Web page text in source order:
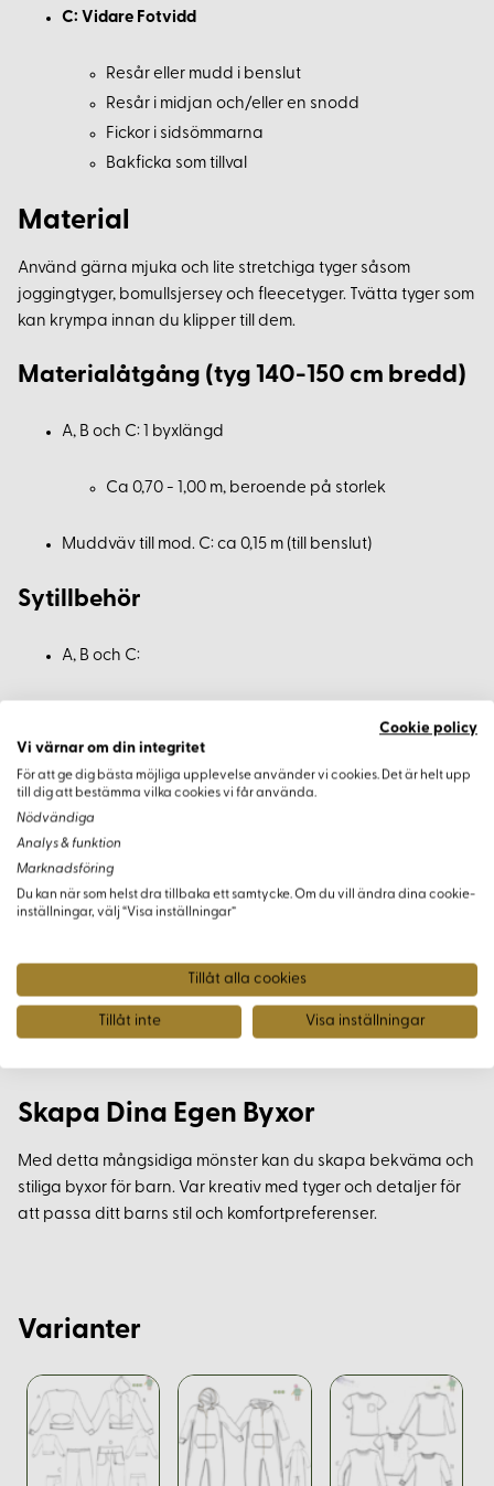
C: Vidare Fotvidd
Resår eller mudd i benslut
Resår i midjan och/eller en snodd
Fickor i sidsömmarna
Bakficka som tillval
Material
Använd gärna mjuka och lite stretchiga tyger såsom
joggingtyger, bomullsjersey och fleecetyger. Tvätta tyger som
kan krympa innan du klipper till dem.
Materialåtgång (tyg 140-150 cm bredd)
A, B och C: 1 byxlängd
Ca 0,70 - 1,00 m, beroende på storlek
Muddväv till mod. C: ca 0,15 m (till benslut)
Sytillbehör
A, B och C:
Snodd till midjekanal, ca 1,00 - 1,30 m
Resår, ca 3 cm bred till midjekanal, ca 0,70 m
Mod C:
Eventuell resår till benslutens kanaler, ca 0,50 m
3-4 knappar till fuskgylf
1 knapp eller hyska/hake till knäppning av
Skapa Dina Egen Byxor
Med detta mångsidiga mönster kan du skapa bekväma och
stiliga byxor för barn. Var kreativ med tyger och detaljer för
att passa ditt barns stil och komfortpreferenser.
Varianter
Cookie policy
Vi värnar om din integritet
För att ge dig bästa möjliga upplevelse använder vi cookies. Det är helt upp
till dig att bestämma vilka cookies vi får använda.
Nödvändiga
Analys & funktion
Marknadsföring
Du kan när som helst dra tillbaka ett samtycke. Om du vill ändra dina cookie-
inställningar, välj “Visa inställningar”
Tillåt alla cookies
Tillåt inte Visa inställningar